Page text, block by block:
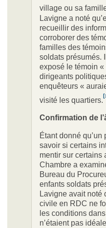
village ou sa
Lavigne a noté
recueillir des
corroborer des
familles des
soldats présumés.
exposé le témoin
dirigeants
enquêteurs «
visité les quartiers.
Confirmation de
Étant donné
savoir si certains
mentir sur certains
Chambre a
Bureau du
enfants soldats
Lavigne avait noté
civile en RDC ne
les conditions
n’étaient pas